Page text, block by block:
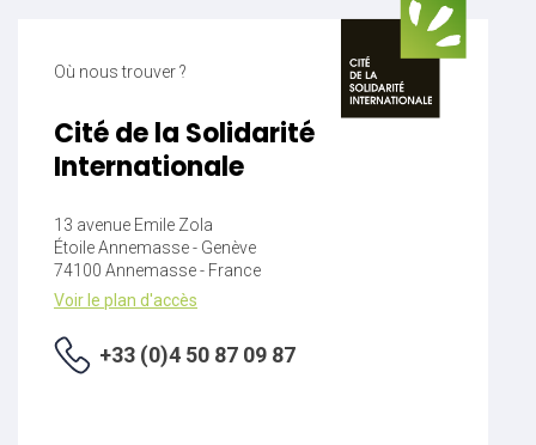
Où nous trouver ?
Cité de la Solidarité
Internationale
13 avenue Emile Zola
Étoile Annemasse - Genève
74100 Annemasse - France
Voir le plan d'accès
+33 (0)4 50 87 09 87